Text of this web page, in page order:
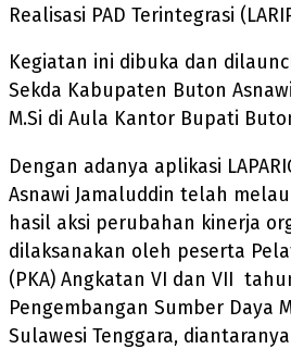
Realisasi PAD Terintegrasi
Kegiatan ini dibuka dan
Sekda Kabupaten Buton
M.Si di Aula Kantor Bupati
Dengan adanya aplikasi
Asnawi Jamaluddin telah
hasil aksi perubahan kinerja
dilaksanakan oleh peserta
(PKA) Angkatan VI dan VII
Pengembangan Sumber Daya
Sulawesi Tenggara,